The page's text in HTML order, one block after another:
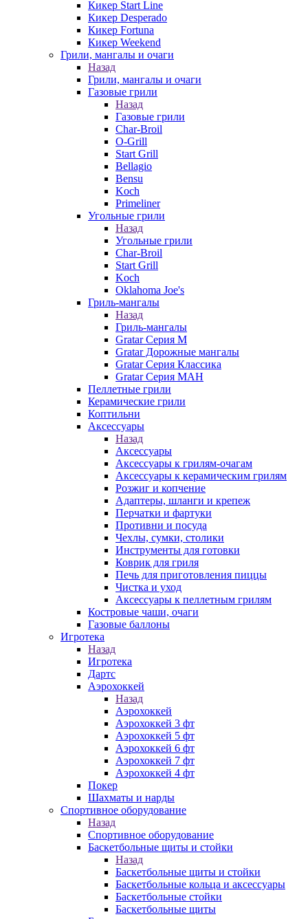
Кикер Start Line
Кикер Desperado
Кикер Fortuna
Кикер Weekend
Грили, мангалы и очаги
Назад
Грили, мангалы и очаги
Газовые грили
Назад
Газовые грили
Char-Broil
O-Grill
Start Grill
Bellagio
Bensu
Koch
Primeliner
Угольные грили
Назад
Угольные грили
Char-Broil
Start Grill
Koch
Oklahoma Joe's
Гриль-мангалы
Назад
Гриль-мангалы
Gratar Серия M
Gratar Дорожные мангалы
Gratar Серия Классика
Gratar Серия МАН
Пеллетные грили
Керамические грили
Коптильни
Аксессуары
Назад
Аксессуары
Аксессуары к грилям-очагам
Аксессуары к керамическим грилям
Розжиг и копчение
Адаптеры, шланги и крепеж
Перчатки и фартуки
Противни и посуда
Чехлы, сумки, столики
Инструменты для готовки
Коврик для гриля
Печь для приготовления пиццы
Чистка и уход
Аксессуары к пеллетным грилям
Костровые чаши, очаги
Газовые баллоны
Игротека
Назад
Игротека
Дартс
Аэрохоккей
Назад
Аэрохоккей
Аэрохоккей 3 фт
Аэрохоккей 5 фт
Аэрохоккей 6 фт
Аэрохоккей 7 фт
Аэрохоккей 4 фт
Покер
Шахматы и нарды
Спортивное оборудование
Назад
Спортивное оборудование
Баскетбольные щиты и стойки
Назад
Баскетбольные щиты и стойки
Баскетбольные кольца и аксессуары
Баскетбольные стойки
Баскетбольные щиты